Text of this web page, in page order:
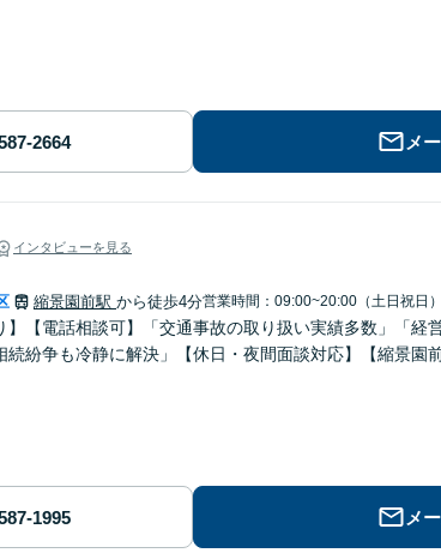
メ
インタビューを見る
縮景園前駅 から徒歩4分営業時間：09:00~20:00（土日祝日）
】【電話相談可】「交通事故の取り扱い実績多数」「経
続紛争も冷静に解決」【休日・夜間面談対応】【縮景園前
メ